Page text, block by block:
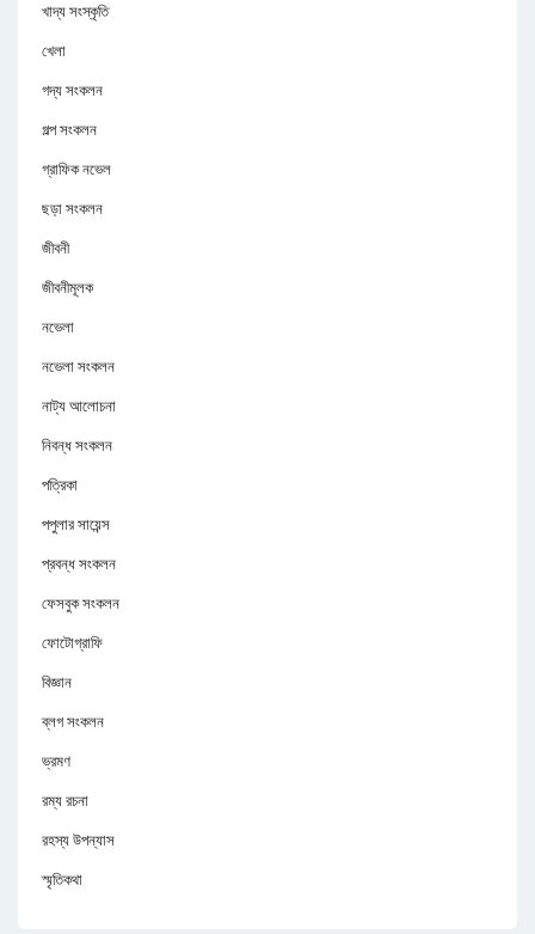
খাদ্য সংস্কৃতি
খেলা
গদ্য সংকলন
গল্প সংকলন
গ্রাফিক নভেল
ছড়া সংকলন
জীবনী
জীবনীমূলক
নভেলা
নভেলা সংকলন
নাট্য আলোচনা
নিবন্ধ সংকলন
পত্রিকা
পপুলার সায়েন্স
প্রবন্ধ সংকলন
ফেসবুক সংকলন
ফোটোগ্রাফি
বিজ্ঞান
ব্লগ সংকলন
ভ্রমণ
রম্য রচনা
রহস্য উপন্যাস
স্মৃতিকথা